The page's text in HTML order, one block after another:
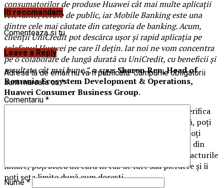
consumatorilor de produse Huawei cât mai multe aplicații
relevante, cerute de public, iar Mobile Banking este una
dintre cele mai căutate din categoria de banking. Acum,
clienții UniCredit pot descărca ușor și rapid aplicația pe
telefonul Huawei pe care îl dețin. Iar noi ne vom concentra
pe o colaborare de lungă durată cu UniCredit, cu beneficii și
rezultate cât mai bune.”,a spusSharon Ren, Head of
Romania Ecosystem Development & Operations,
Huawei Consumer Business Group.
Prin intermediul aplicației Mobile Banking iți poți verifica
soldul conturilor, poți efectua plăți în lei și în valută, poți
solicita un credit de nevoi personale 100% online, poți
solicita un card de debit virtual, poți primi cashback din
diverse tranzacții, poți seta plăți automate pentru facturile
lunare, poți bloca un card în caz de furt sau pierdere și îi
poți seta limite după cum dorești.
Iti recomandam
Comenteaza si tu
Leave a Reply
Adresa ta de email nu va fi publicată. Câmpurile obligatorii
sunt marcate cu*
Comentariu *
Nume*